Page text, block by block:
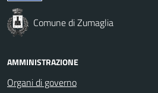
Comune di Zumaglia
AMMINISTRAZIONE
Organi di governo